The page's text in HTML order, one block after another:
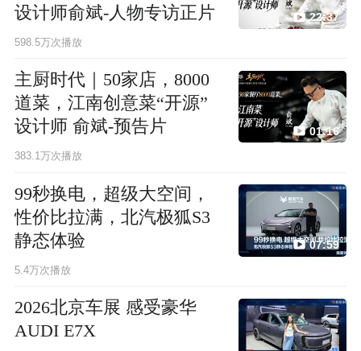
设计师俞斌-人物专访正片
598.5万次播放
22:37
主厨时代｜50家店，8000
道菜，江南创意菜“开源”
设计师 俞斌-预告片
383.1万次播放
01:16
99秒换电，超级大空间，
性价比拉满，北汽极狐S3
静态体验
5.4万次播放
07:59
2026北京车展 感受豪华
AUDI E7X